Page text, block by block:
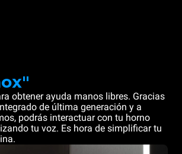
obtener ayuda manos libres. Gracias
de última generación y a
podrás interactuar con tu horno
tu voz. Es hora de simplificar tu